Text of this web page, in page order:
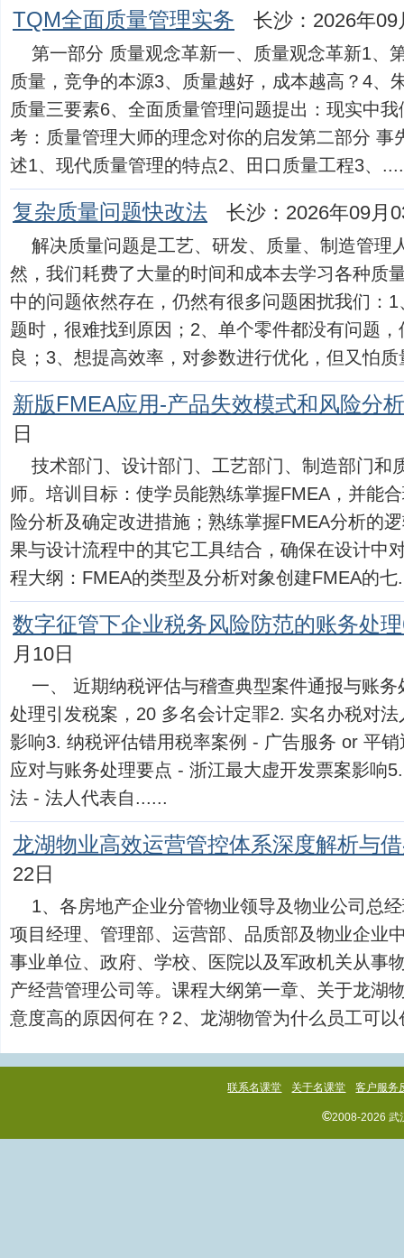
TQM全面质量管理实务 长沙：2026年09
第一部分 质量观念革新一、质量观念革新1、
质量，竞争的本源3、质量越好，成本越高？4、
质量三要素6、全面质量管理问题提出：现实中
考：质量管理大师的理念对你的启发第二部分 事
述1、现代质量管理的特点2、田口质量工程3、
复杂质量问题快改法 长沙：2026年09月
解决质量问题是工艺、研发、质量、制造管理
然，我们耗费了大量的时间和成本去学习各种质
中的问题依然存在，仍然有很多问题困扰我们：
题时，很难找到原因；2、单个零件都没有问题
良；3、想提高效率，对参数进行优化，但又怕
新版FMEA应用-产品失效模式和风险分析
日
技术部门、设计部门、工艺部门、制造部门和
师。培训目标：使学员能熟练掌握FMEA，并能
险分析及确定改进措施；熟练掌握FMEA分析的
果与设计流程中的其它工具结合，确保在设计中
程大纲：FMEA的类型及分析对象创建FMEA的七
数字征管下企业税务风险防范的账务处
月10日
一、 近期纳税评估与稽查典型案件通报与账
处理引发税案，20 多名会计定罪2. 实名办税对
影响3. 纳税评估错用税率案例 - 广告服务 or 平
应对与账务处理要点 - 浙江最大虚开发票案影响
法 - 法人代表自......
龙湖物业高效运营管控体系深度解析与
22日
1、各房地产企业分管物业领导及物业公司总
项目经理、管理部、运营部、品质部及物业企业
事业单位、政府、学校、医院以及军政机关从事
产经营管理公司等。课程大纲第一章、关于龙湖
意度高的原因何在？2、龙湖物管为什么员工可
联系名课堂 关于名课堂 客户服务
©2008-2026 武